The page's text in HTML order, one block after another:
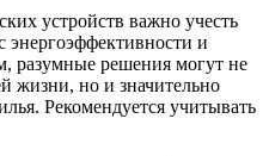
устройств важно учесть
энергоэффективности и
разумные решения могут не
жизни, но и значительно
Рекомендуется учитывать